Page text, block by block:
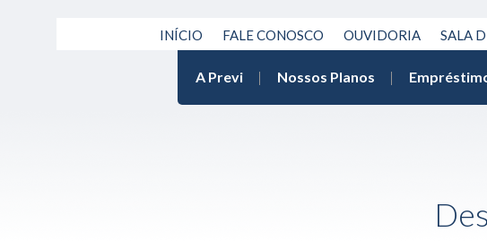
INÍCIO FALE CONOSCO OUVIDORIA SALA
A Previ Nossos Planos